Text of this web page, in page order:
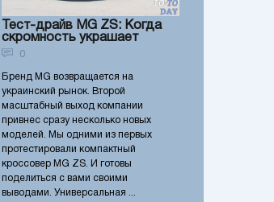
Тест-драйв MG ZS: Когда
скромность украшает
0
Бренд MG возвращается на
украинский рынок. Второй
масштабный выход компании
привнес сразу несколько новых
моделей. Мы одними из первых
протестировали компактный
кроссовер MG ZS. И готовы
поделиться с вами своими
выводами. Универсальная ...